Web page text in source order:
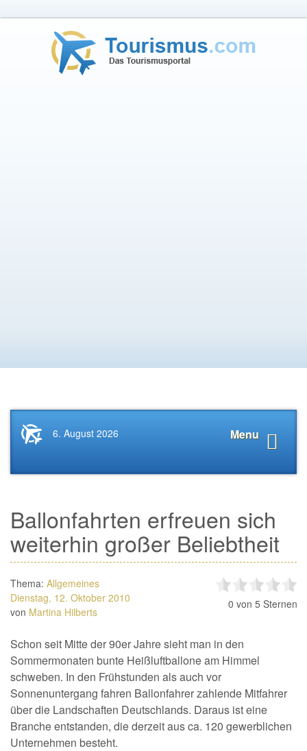
Startseite
News.Tourismus.com
Menu
6. August 2026
Ballonfahrten erfreuen sich
weiterhin großer Beliebtheit
Thema: Allgemeines
Dienstag, 12. Oktober 2010
von Martina Hilberts
0 von 5 Sternen
Schon seit Mitte der 90er Jahre sieht man in den
Sommermonaten bunte Heißluftballone am Himmel
schweben. In den Frühstunden als auch vor
Sonnenuntergang fahren Ballonfahrer zahlende Mitfahrer
über die Landschaften Deutschlands. Daraus ist eine
Branche entstanden, die derzeit aus ca. 120 gewerblichen
Unternehmen besteht.